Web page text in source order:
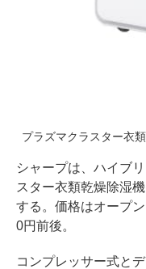
プラズマクラスター衣
シャープは、ハイブ
スター衣類乾燥除湿
する。価格はオープ
0円前後。
コンプレッサー式と